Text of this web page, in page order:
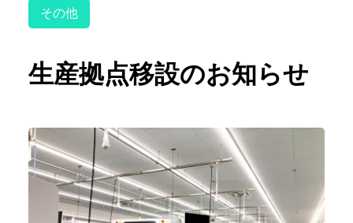
その他
生産拠点移設のお知らせ